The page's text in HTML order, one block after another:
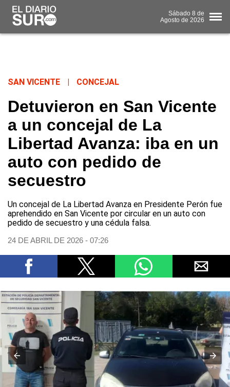
Sábado 8 de
Agosto de 2026
SAN VICENTE CONCEJAL
Detuvieron en San Vicente
a un concejal de La
Libertad Avanza: iba en un
auto con pedido de
secuestro
Un concejal de La Libertad Avanza en Presidente Perón fue
aprehendido en San Vicente por circular en un auto con
pedido de secuestro y una cédula falsa.
24 DE ABRIL DE 2026 - 07:26